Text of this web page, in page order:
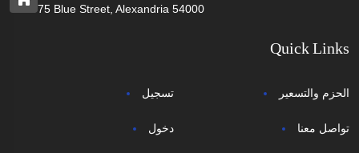
75 Blue Street, Alexandria 54000
Quick Links
تسجيل
دخول
الحزم والتسعير
تواصل معنا